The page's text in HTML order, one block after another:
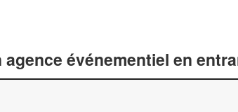
agence événementiel en